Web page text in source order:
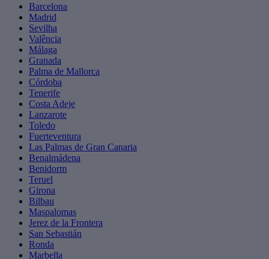
Barcelona
Madrid
Sevilha
Valência
Málaga
Granada
Palma de Mallorca
Córdoba
Tenerife
Costa Adeje
Lanzarote
Toledo
Fuerteventura
Las Palmas de Gran Canaria
Benalmádena
Benidorm
Teruel
Girona
Bilbau
Maspalomas
Jerez de la Frontera
San Sebastián
Ronda
Marbella